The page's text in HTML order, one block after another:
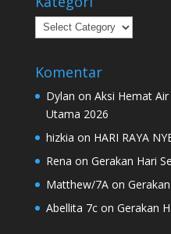
Kategori
Komentar
Dylan on Aksi Hemat
Utama 2026
hizkia on HARI RAYA
Rena on Gerakan Hari
Matthew/7Aon
Abellita 7con Gerakan